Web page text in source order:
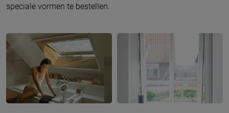
speciale vormen te bestellen.